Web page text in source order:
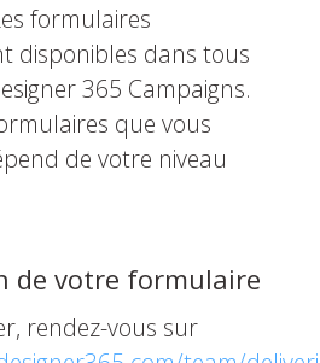
formulaires
disponibles dans tous
365 Campaigns.
que vous
de votre niveau
de votre formulaire
rendez-vous sur